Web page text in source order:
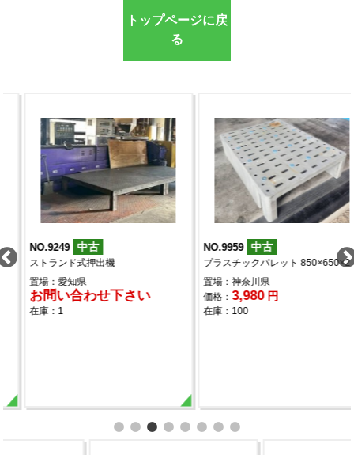
トップページに戻
る
NO.9959 中古
プラスチックパレット 850×650×210
置場：神奈川県
価格：3,980円
在庫：100
NO.10139 中古
木製パレット 1200×1000
置場：大阪府
価格：550円
在庫：150